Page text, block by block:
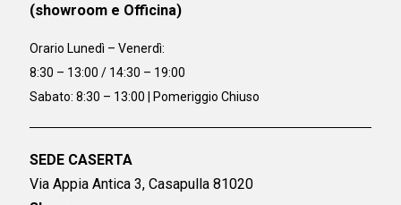
(showroom e Officina)
Orario Lunedì – Venerdì:
8:30 – 13:00 / 14:30 – 19:00
Sabato: 8:30 – 13:00 | Pomeriggio Chiuso
SEDE CASERTA
Via Appia Antica 3, Casapulla 81020